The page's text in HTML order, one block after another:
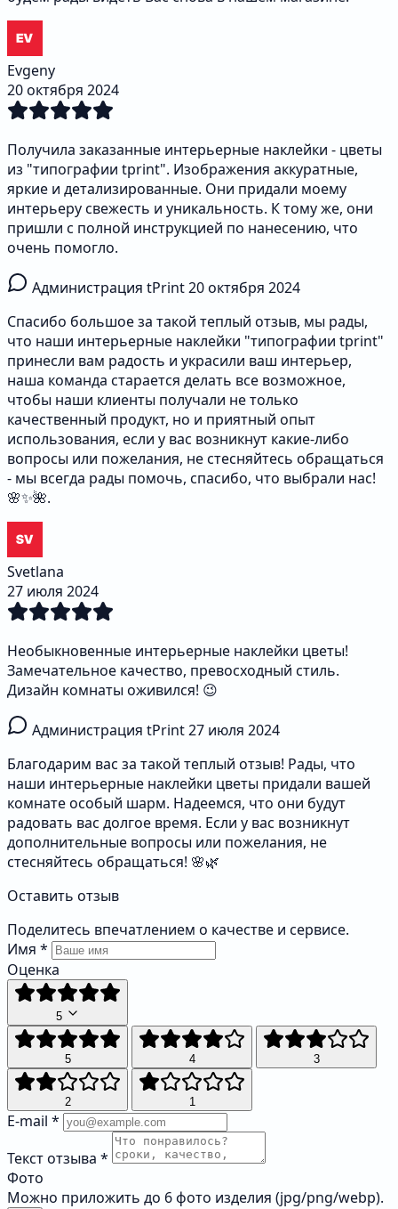
Evgeny
20 октября 2024
Получила заказанные интерьерные наклейки - цветы
из "типографии tprint". Изображения аккуратные,
яркие и детализированные. Они придали моему
интерьеру свежесть и уникальность. К тому же, они
пришли с полной инструкцией по нанесению, что
очень помогло.
Администрация tPrint20 октября 2024
Спасибо большое за такой теплый отзыв, мы рады,
что наши интерьерные наклейки "типографии tprint"
принесли вам радость и украсили ваш интерьер,
наша команда старается делать все возможное,
чтобы наши клиенты получали не только
качественный продукт, но и приятный опыт
использования, если у вас возникнут какие-либо
вопросы или пожелания, не стесняйтесь обращаться
- мы всегда рады помочь, спасибо, что выбрали нас!
🌸✨🌺.
Svetlana
27 июля 2024
Необыкновенные интерьерные наклейки цветы!
Замечательное качество, превосходный стиль.
Дизайн комнаты оживился! 😉
Администрация tPrint27 июля 2024
Благодарим вас за такой теплый отзыв! Рады, что
наши интерьерные наклейки цветы придали вашей
комнате особый шарм. Надеемся, что они будут
радовать вас долгое время. Если у вас возникнут
дополнительные вопросы или пожелания, не
стесняйтесь обращаться! 🌸🌿
Оставить отзыв
Поделитесь впечатлением о качестве и сервисе.
Имя *
Оценка
5
5 4 3
2 1
E-mail *
Текст отзыва *
Фото
Можно приложить до 6 фото изделия (jpg/png/webp).